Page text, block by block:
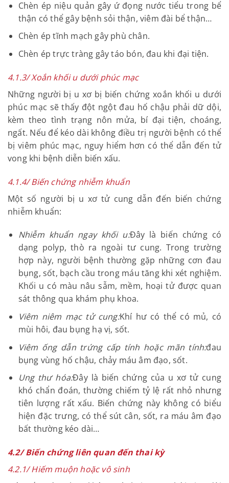
Phụ nữ bị u xơ, khối u lớn dần sẽ đè vào các cơ
quan lân cận gây nên những biến chứng như:
khó tiểu, tiểu tiện nhiều lần.
Chèn ép niệu quản gây ứ đọng nước tiểu trong
bể thận có thể gây bệnh sỏi thận, viêm đài bể
thận…
Chèn ép tĩnh mạch gây phù chân.
Chèn ép trực tràng gây táo bón, đau khi đại tiện.
4.1.3/ Xoắn khối u dưới phúc mạc
Những người bị u xơ bị biến chứng xoắn khối u dưới
phúc mạc sẽ thấy đột ngột đau hố chậu phải dữ dội,
kèm theo tình trạng nôn mửa, bí đại tiện, choáng,
ngất. Nếu để kéo dài không điều trị người bệnh có
thể bị viêm phúc mạc, nguy hiểm hơn có thể dẫn
đến tử vong khi bệnh diễn biến xấu.
4.1.4/ Biến chứng nhiễm khuẩn
Một số người bị u xơ tử cung dẫn đến biến chứng
nhiễm khuẩn:
Nhiễm khuẩn ngay khối u:Đây là biến chứng có
dạng polyp, thò ra ngoài tư cung. Trong trường
hợp này, người bệnh thường gặp những cơn đau
bụng, sốt, bạch cầu trong máu tăng khi xét
nghiệm. Khối u có màu nâu sẫm, mềm, hoại tử
được quan sát thông qua khám phụ khoa.
Viêm niêm mạc tử cung: Khí hư có thể có mủ, có
mùi hôi, đau bụng hạ vị, sốt.
Viêm ống dẫn trứng cấp tính hoặc mãn tính:
khó chẩn đoán, thường chiếm tỷ lệ rất nhỏ